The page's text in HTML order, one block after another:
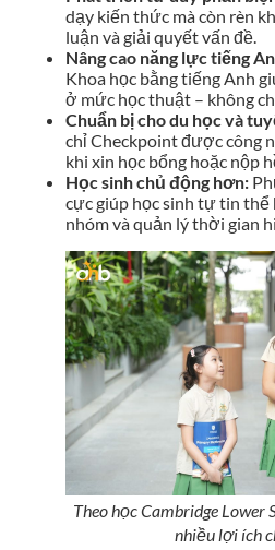
dạy kiến thức mà còn rèn
luận và giải quyết vấn đề.
Nâng cao năng lực tiếng
Khoa học bằng tiếng Anh
ở mức học thuật – không
Chuẩn bị cho du học và
chỉ Checkpoint được công
khi xin học bổng hoặc nộp
Học sinh chủ động hơn:
cực giúp học sinh tự tin thể
nhóm và quản lý thời gian
Theo học Cambridge Lower
nhiều lợi ích